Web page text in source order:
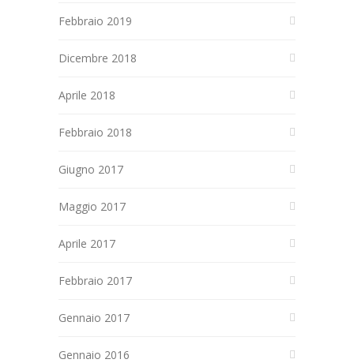
Febbraio 2019
Dicembre 2018
Aprile 2018
Febbraio 2018
Giugno 2017
Maggio 2017
Aprile 2017
Febbraio 2017
Gennaio 2017
Gennaio 2016